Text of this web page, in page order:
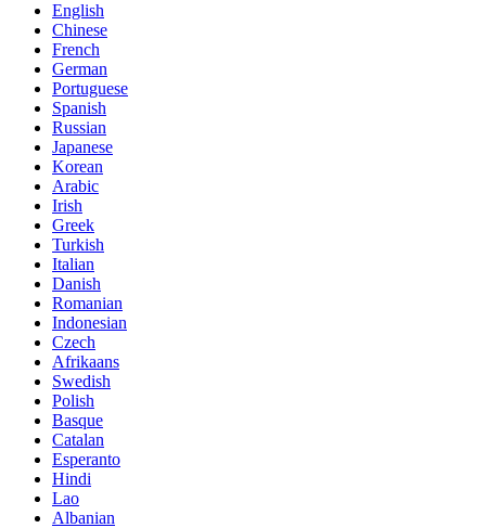
English
Chinese
French
German
Portuguese
Spanish
Russian
Japanese
Korean
Arabic
Irish
Greek
Turkish
Italian
Danish
Romanian
Indonesian
Czech
Afrikaans
Swedish
Polish
Basque
Catalan
Esperanto
Hindi
Lao
Albanian